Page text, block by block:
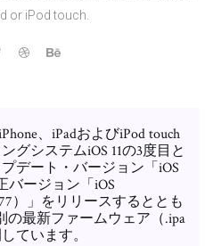
or iPod touch.
、iPadおよびiPod touch
グシステムiOS 11の3度目と
デート・バージョン「iOS
バージョン「iOS
）」をリリースするととも
の最新ファームウェア（.ipa
ています。